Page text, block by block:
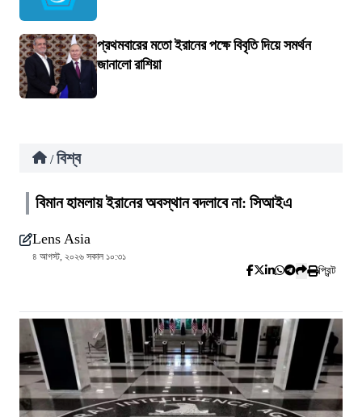
প্রথমবারের মতো ইরানের পক্ষে বিবৃতি দিয়ে সমর্থন
জানালো রাশিয়া
/ বিশ্ব
বিমান হামলায় ইরানের অবস্থান বদলাবে না: সিআইএ
Lens Asia
৪ আগস্ট, ২০২৬ সকাল ১০:৩১
প্রিন্ট